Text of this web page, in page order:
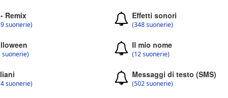
Remix
suonerie)
Effetti sonori
(348 suonerie)
suonerie)
Il mio nome
(12 suonerie)
suonerie)
Messaggi di testo (SMS)
(502 suonerie)